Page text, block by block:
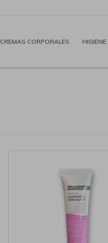
CREMAS CORPORALES HIGIENE